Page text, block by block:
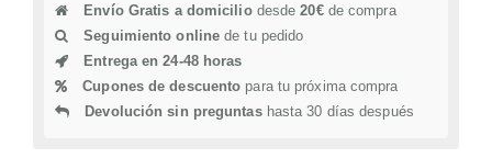
Envío Gratis a domiciliodesde20€de compra
Seguimiento online de tu pedido
Entrega en 24-48 horas
Cupones de descuento para tu próxima compra
Devolución sin preguntashasta 30 días después